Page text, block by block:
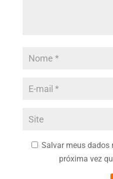
Salvar meus dados
próxima vez